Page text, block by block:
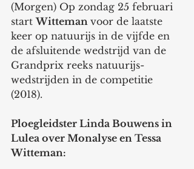
(Morgen) Op zondag 25 februari
start Witteman voor de laatste
keer op natuurijs in de vijfde en
de afsluitende wedstrijd van de
Grandprix reeks natuurijs-
wedstrijden in de competitie
(2018).
Ploegleidster Linda Bouwens in
Lulea over Monalyse en Tessa
Witteman: